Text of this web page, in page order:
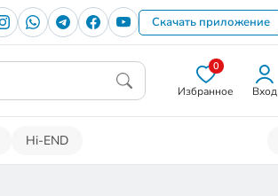
Скачать приложение
0
Избранное Вход
Hi-END